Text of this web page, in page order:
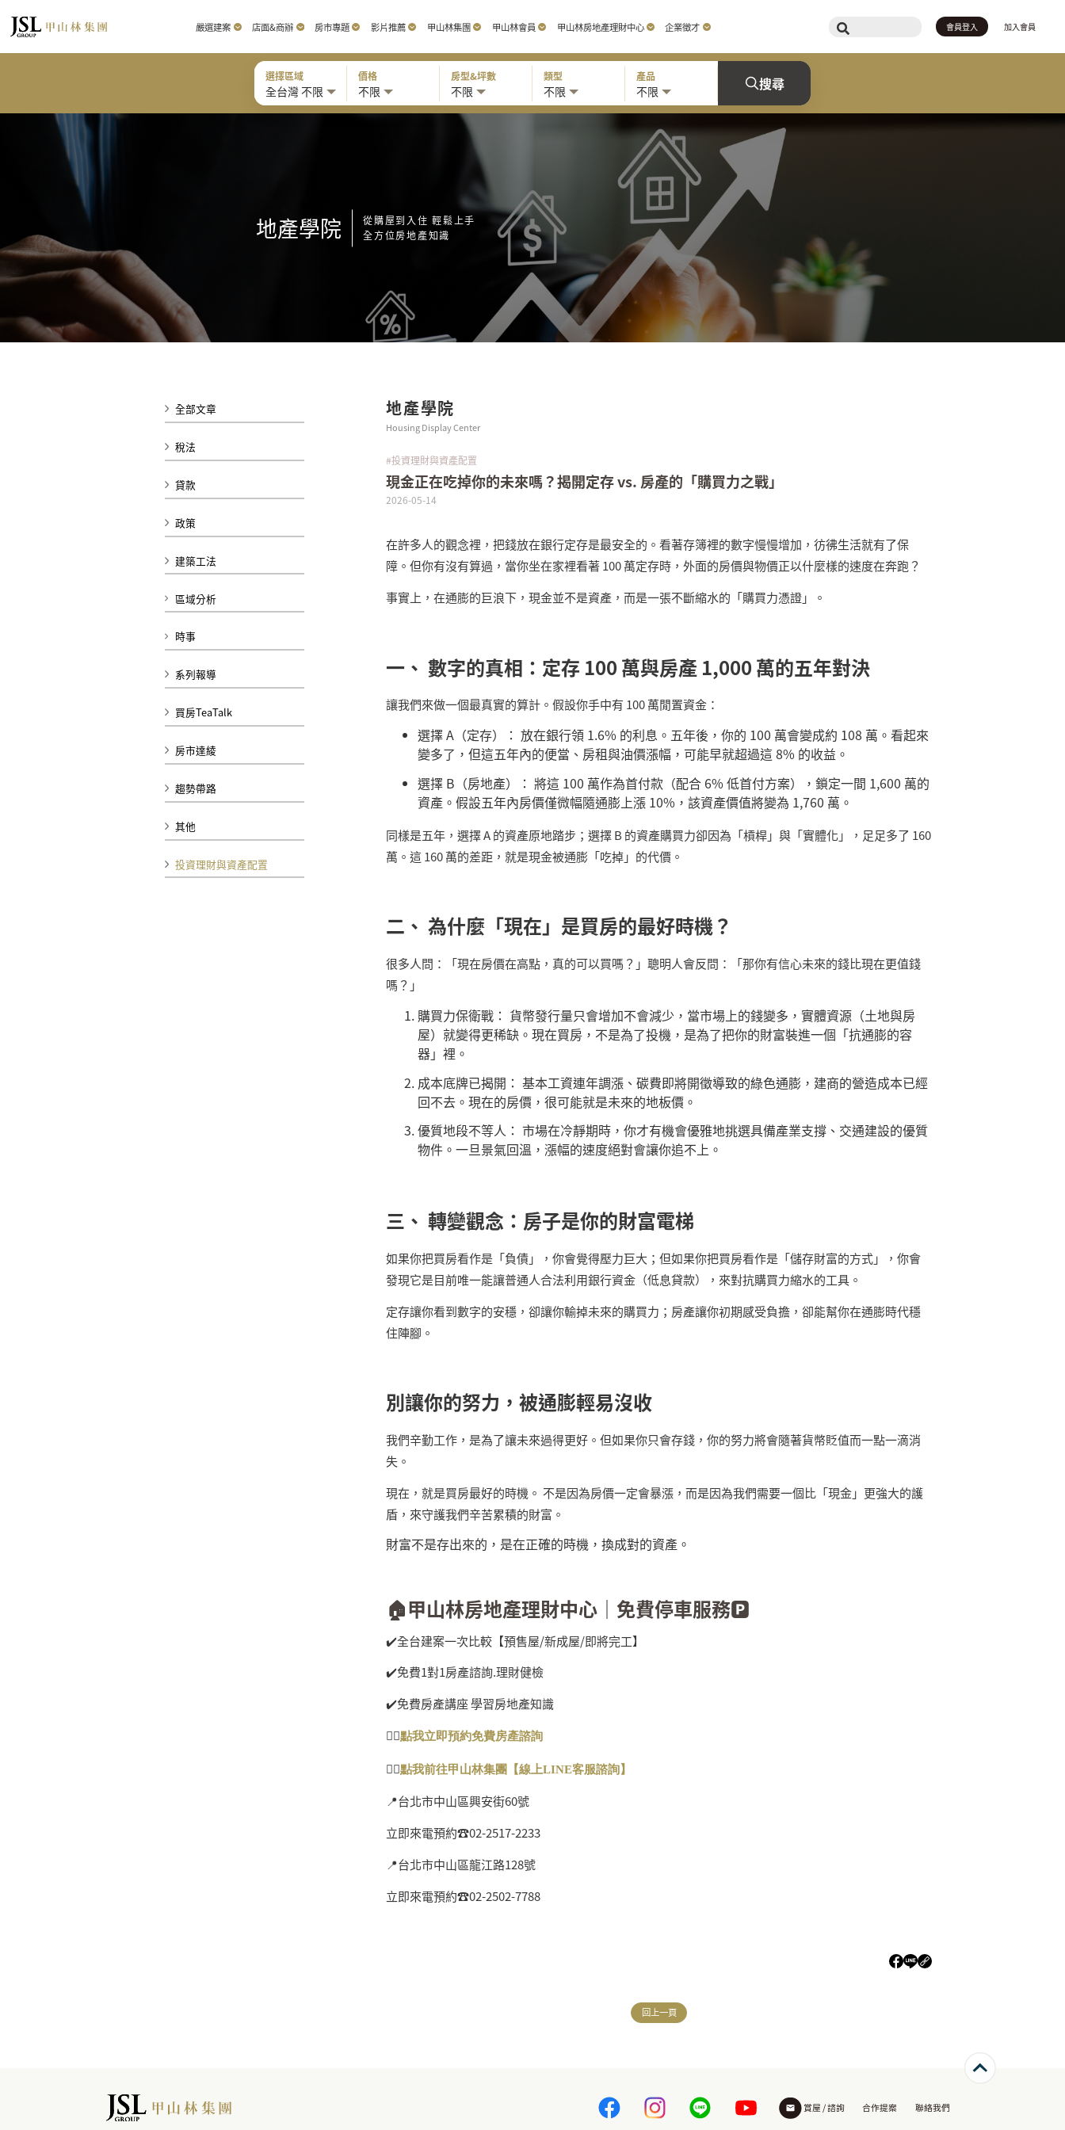
嚴選建案 店面&商辦 房市專題 影片推薦 甲山林集團 甲山林會員 甲山林房地產理財中心 企業徵才 會員登入 加入會員
選擇區域
全台灣 不限
價格
不限
房型&坪數
不限
類型
不限
產品
不限 搜尋
地產學院
從購屋到入住 輕鬆上手
全方位房地產知識
全部文章
稅法
貸款
政策
建築工法
區域分析
時事
系列報導
買房TeaTalk
房市達綾
趨勢帶路
其他
投資理財與資產配置
地產學院
Housing Display Center
#投資理財與資產配置
現金正在吃掉你的未來嗎？揭開定存 vs. 房產的「購買力之戰」
2026-05-14
在許多人的觀念裡，把錢放在銀行定存是最安全的。看著存簿裡的數字慢慢增加，彷彿生活就有了保
障。但你有沒有算過，當你坐在家裡看著100萬定存時，外面的房價與物價正以什麼樣的速度在奔跑？
事實上，在通膨的巨浪下，現金並不是資產，而是一張不斷縮水的「購買力憑證」。
一、 數字的真相：定存 100 萬與房產 1,000 萬的五年對決
讓我們來做一個最真實的算計。假設你手中有 100萬閒置資金：
選擇A （定存）： 放在銀行領 1.6% 的利息。五年後，你的 100 萬會變成約 108 萬。看起來
變多了，但這五年內的便當、房租與油價漲幅，可能早就超過這8% 的收益。
選擇 B （房地產）： 將這 100 萬作為首付款（配合 6%低首付方案），鎖定一間 1,600 萬的
資產。假設五年內房價僅微幅隨通膨上漲 10% ，該資產價值將變為 1,760 萬。
同樣是五年，選擇A的資產原地踏步；選擇 B 的資產購買力卻因為「槓桿」與「實體化」，足足多了 160
萬。這160萬的差距，就是現金被通膨「吃掉」的代價。
二、 為什麼「現在」是買房的最好時機？
很多人問：「現在房價在高點，真的可以買嗎？」聰明人會反問：「那你有信心未來的錢比現在更值錢
嗎？」
購買力保衛戰： 貨幣發行量只會增加不會減少，當市場上的錢變多，實體資源（土地與房
屋）就變得更稀缺。現在買房，不是為了投機，是為了把你的財富裝進一個「抗通膨的容
器」裡。
成本底牌已揭開： 基本工資連年調漲、碳費即將開徵導致的綠色通膨，建商的營造成本已經
回不去。現在的房價，很可能就是未來的地板價。
優質地段不等人： 市場在冷靜期時，你才有機會優雅地挑選具備產業支撐、交通建設的優質
物件。一旦景氣回溫，漲幅的速度絕對會讓你追不上。
三、 轉變觀念：房子是你的財富電梯
如果你把買房看作是「負債」，你會覺得壓力巨大；但如果你把買房看作是「儲存財富的方式」，你會
發現它是目前唯一能讓普通人合法利用銀行資金（低息貸款），來對抗購買力縮水的工具。
定存讓你看到數字的安穩，卻讓你輸掉未來的購買力；房產讓你初期感受負擔，卻能幫你在通膨時代穩
住陣腳。
別讓你的努力，被通膨輕易沒收
我們辛勤工作，是為了讓未來過得更好。但如果你只會存錢，你的努力將會隨著貨幣貶值而一點一滴消
失。
現在，就是買房最好的時機。 不是因為房價一定會暴漲，而是因為我們需要一個比「現金」更強大的護
盾，來守護我們辛苦累積的財富。
財富不是存出來的，是在正確的時機，換成對的資產。
🏠甲山林房地產理財中心｜免費停車服務🅿️
✔️全台建案一次比較【預售屋/新成屋/即將完工】
✔️免費1對1房產諮詢.理財健檢
✔️免費房產講座 學習房地產知識
👉🏻點我立即預約免費房產諮詢
👉🏻點我前往甲山林集團【線 上LINE客服諮詢】
📍台北市中山區興安街60號
立即來電預約☎02-2517-2233
📍台北市中山區龍江路128號
立即來電預約☎02-2502-7788
回上一頁
賞屋 / 諮詢 合作提案 聯絡我們